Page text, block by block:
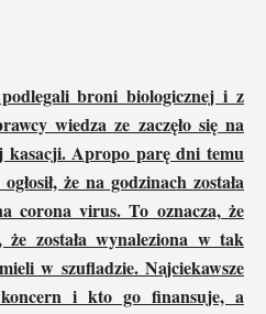
broni biologicznej i z
wiedza ze zaczęło się na
kasacji. Apropo parę dni temu
że na godzinach została
corona virus. To oznacza, że
że została wynaleziona w tak
w szufladzie. Najciekawsze
i kto go finansuje, a